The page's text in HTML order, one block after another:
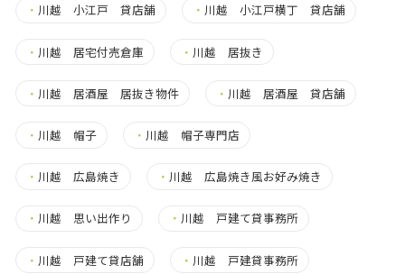
・ 川越 小江戸 貸店舗 ・ 川越 小江戸横丁 貸店舗
・ 川越 居宅付売倉庫 ・ 川越 居抜き
・ 川越 居酒屋 居抜き物件 ・ 川越 居酒屋 貸店舗
・ 川越 帽子 ・ 川越 帽子専門店
・ 川越 広島焼き ・ 川越 広島焼き風お好み焼き
・ 川越 思い出作り ・ 川越 戸建て貸事務所
・ 川越 戸建て貸店舗 ・ 川越 戸建貸事務所